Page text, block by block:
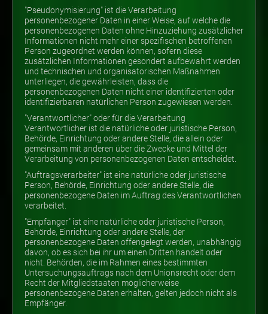
"Pseudonymisierung" ist die Verarbeitung
personenbezogener Daten in einer Weise, auf welche die
personenbezogenen Daten ohne Hinzuziehung zusätzlicher
Informationen nicht mehr einer spezifischen betroffenen
Person zugeordnet werden können, sofern diese
zusätzlichen Informationen gesondert aufbewahrt werden
und technischen und organisatorischen Maßnahmen
unterliegen, die gewährleisten, dass die
personenbezogenen Daten nicht einer identifizierten oder
identifizierbaren natürlichen Person zugewiesen werden.
"Verantwortlicher" oder für die Verarbeitung
Verantwortlicher ist die natürliche oder juristische Person,
Behörde, Einrichtung oder andere Stelle, die allein oder
gemeinsam mit anderen über die Zwecke und Mittel der
Verarbeitung von personenbezogenen Daten entscheidet.
"Auftragsverarbeiter" ist eine natürliche oder juristische
Person, Behörde, Einrichtung oder andere Stelle, die
personenbezogene Daten im Auftrag des Verantwortlichen
verarbeitet.
"Empfänger" ist eine natürliche oder juristische Person,
Behörde, Einrichtung oder andere Stelle, der
personenbezogene Daten offengelegt werden, unabhängig
davon, ob es sich bei ihr um einen Dritten handelt oder
nicht. Behörden, die im Rahmen eines bestimmten
Untersuchungsauftrags nach dem Unionsrecht oder dem
Recht der Mitgliedstaaten möglicherweise
personenbezogene Daten erhalten, gelten jedoch nicht als
Empfänger.